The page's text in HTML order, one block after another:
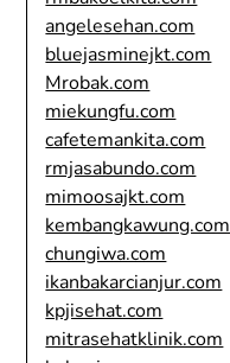
angelesehan.com
bluejasminejkt.com
Mrobak.com
miekungfu.com
cafetemankita.com
rmjasabundo.com
mimoosajkt.com
kembangkawung.com
chungiwa.com
ikanbakarcianjur.com
kpjisehat.com
mitrasehatklinik.com